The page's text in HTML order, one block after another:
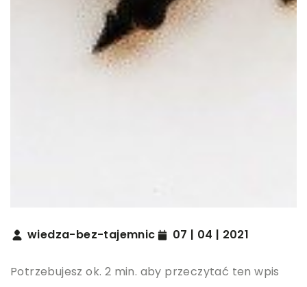
wiedza-bez-tajemnic 07 | 04 | 2021
Potrzebujesz ok. 2 min. aby przeczytać ten wpis